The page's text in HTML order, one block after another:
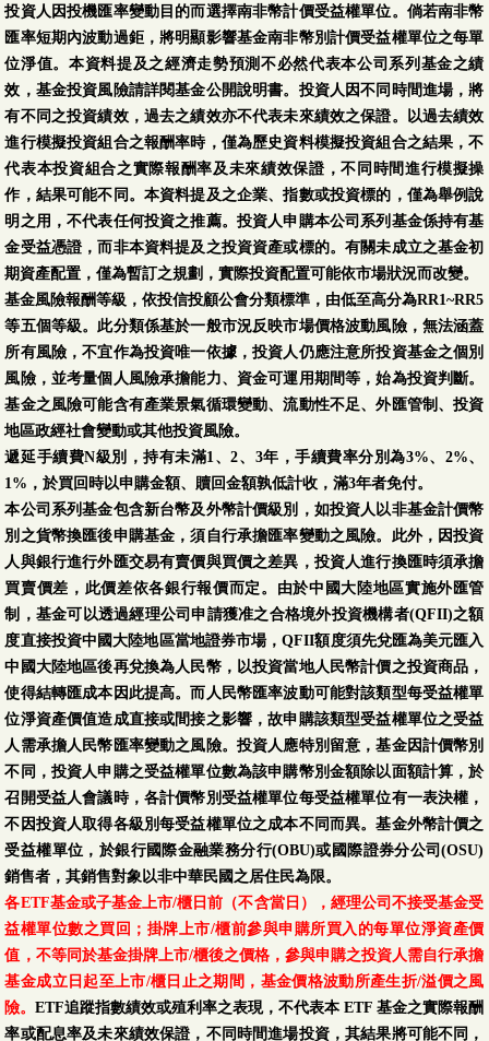
投資人因投機匯率變動目的而選擇南非幣計價受益權單位。倘若南非幣
匯率短期內波動過鉅，將明顯影響基金南非幣別計價受益權單位之每單
位淨值。本資料提及之經濟走勢預測不必然代表本公司系列基金之績
效，基金投資風險請詳閱基金公開說明書。投資人因不同時間進場，將
有不同之投資績效，過去之績效亦不代表未來績效之保證。以過去績效
進行模擬投資組合之報酬率時，僅為歷史資料模擬投資組合之結果，不
代表本投資組合之實際報酬率及未來績效保證，不同時間進行模擬操
作，結果可能不同。本資料提及之企業、指數或投資標的，僅為舉例說
明之用，不代表任何投資之推薦。投資人申購本公司系列基金係持有基
金受益憑證，而非本資料提及之投資資產或標的。有關未成立之基金初
期資產配置，僅為暫訂之規劃，實際投資配置可能依市場狀況而改變。
基金風險報酬等級，依投信投顧公會分類標準，由低至高分為RR1~RR5
等五個等級。此分類係基於一般市況反映市場價格波動風險，無法涵蓋
所有風險，不宜作為投資唯一依據，投資人仍應注意所投資基金之個別
風險，並考量個人風險承擔能力、資金可運用期間等，始為投資判斷。
基金之風險可能含有產業景氣循環變動、流動性不足、外匯管制、投資
地區政經社會變動或其他投資風險。
遞延手續費N級別，持有未滿1、2、3年，手續費率分別為3%、2%、
1%，於買回時以申購金額、贖回金額孰低計收，滿3年者免付。
本公司系列基金包含新台幣及外幣計價級別，如投資人以非基金計價幣
別之貨幣換匯後申購基金，須自行承擔匯率變動之風險。此外，因投資
人與銀行進行外匯交易有賣價與買價之差異，投資人進行換匯時須承擔
買賣價差，此價差依各銀行報價而定。由於中國大陸地區實施外匯管
制，基金可以透過經理公司申請獲准之合格境外投資機構者(QFII)之額
度直接投資中國大陸地區當地證券市場，QFII額度須先兌匯為美元匯入
中國大陸地區後再兌換為人民幣，以投資當地人民幣計價之投資商品，
使得結轉匯成本因此提高。而人民幣匯率波動可能對該類型每受益權單
位淨資產價值造成直接或間接之影響，故申購該類型受益權單位之受益
人需承擔人民幣匯率變動之風險。投資人應特別留意，基金因計價幣別
不同，投資人申購之受益權單位數為該申購幣別金額除以面額計算，於
召開受益人會議時，各計價幣別受益權單位每受益權單位有一表決權，
不因投資人取得各級別每受益權單位之成本不同而異。基金外幣計價之
受益權單位，於銀行國際金融業務分行(OBU)或國際證券分公司(OSU)
銷售者，其銷售對象以非中華民國之居住民為限。
各ETF基金或子基金上市/櫃日前（不含當日），經理公司不接受基金受
益權單位數之買回；掛牌上市/櫃前參與申購所買入的每單位淨資產價
值，不等同於基金掛牌上市/櫃後之價格，參與申購之投資人需自行承擔
基金成立日起至上市/櫃日止之期間，基金價格波動所產生折/溢價之風
險。ETF追蹤指數績效或殖利率之表現，不代表本 ETF 基金之實際報酬
率或配息率及未來績效保證，不同時間進場投資，其結果將可能不同，